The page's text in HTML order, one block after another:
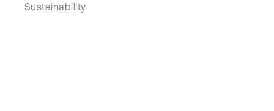
Sustainability